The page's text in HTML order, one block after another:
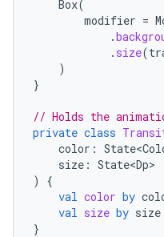
Box(
modifier =
.
. size(
)
}
// Holds the
private class
color :
size : State<Dp>
)
{
val color by
val size by size
}